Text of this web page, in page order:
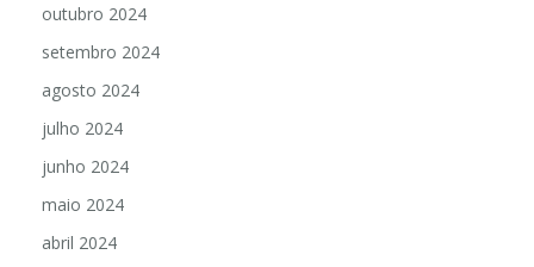
outubro 2024
setembro 2024
agosto 2024
julho 2024
junho 2024
maio 2024
abril 2024